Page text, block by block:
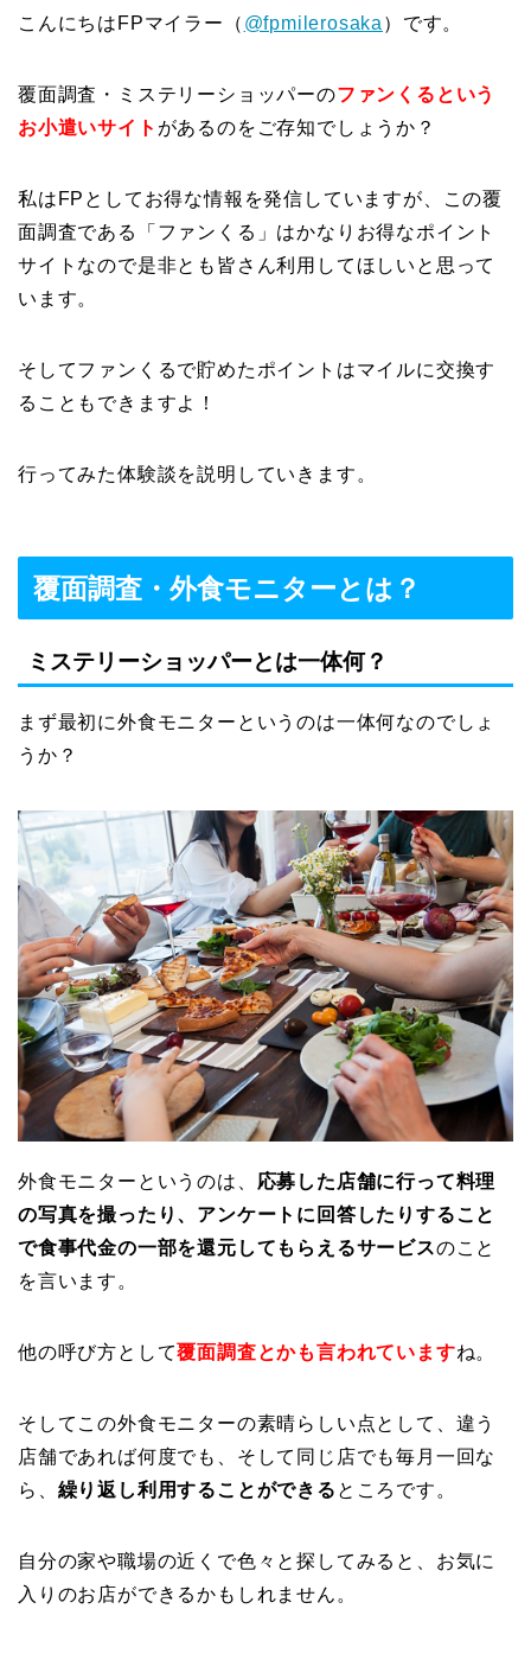
こんにちはFPマイラー（ @fpmilerosaka ）です。
覆面調査・ミステリーショッパーのファンくるという
お小遣いサイト があるのをご存知でしょうか？
私はFPとしてお得な情報を発信していますが、この覆
面調査である「ファンくる」はかなりお得なポイント
サイトなので是非とも皆さん利用してほしいと思って
います。
そしてファンくるで貯めたポイントはマイルに交換す
ることもできますよ！
行ってみた体験談を説明していきます。
覆面調査・外食モニターとは？
ミステリーショッパーとは一体何？
まず最初に外食モニターというのは一体何なのでしょ
うか？
外食モニターというのは、 応募した店舗に行って料理
の写真を撮ったり、アンケートに回答したりすること
で食事代金の一部を還元してもらえるサービスのこと
を言います。
他の呼び方として覆面調査とかも言われていますね。
そしてこの外食モニターの素晴らしい点として、違う
店舗であれば何度でも、そして同じ店でも毎月一回な
ら、 繰り返し利用することができる ところです。
自分の家や職場の近くで色々と探してみると、お気に
入りのお店ができるかもしれません。